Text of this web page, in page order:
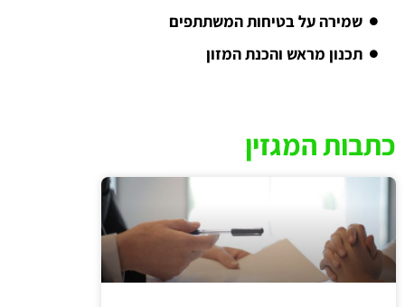
שמירה על בטיחות המשתתפים
תכנון מראש והכנת המזון
כתבות המגזין